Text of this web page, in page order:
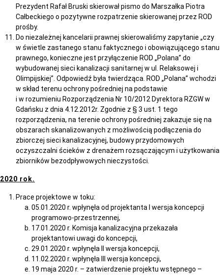
Prezydent Rafał Bruski skierował pismo do Marszałka Piotra
Całbeckiego o pozytywne rozpatrzenie skierowanej przez ROD
prośby.
Do niezależnej kancelarii prawnej skierowaliśmy zapytanie „czy
w świetle zastanego stanu faktycznego i obowiązującego stanu
prawnego, konieczne jest przyłączenie ROD „Polana” do
wybudowanej sieci kanalizacji sanitarnej w ul. Relaksowej i
Olimpijskiej”. Odpowiedź była twierdząca. ROD „Polana” wchodzi
w skład terenu ochrony pośredniej na podstawie
i w rozumieniu Rozporządzenia Nr 10/2012 Dyrektora RZGW w
Gdańsku z dnia 4.12.2012r. Zgodnie z § 3 ust. 1 tego
rozporządzenia, na terenie ochrony pośredniej zakazuje się na
obszarach skanalizowanych z możliwością podłączenia do
zbiorczej sieci kanalizacyjnej, budowy przydomowych
oczyszczalni ścieków z drenażem rozsączającym i użytkowania
zbiorników bezodpływowych nieczystości.
2020 rok.
Prace projektowe w toku:
05.01.2020 r. wpłynęła od projektanta I wersja koncepcji
programowo-przestrzennej,
17.01.2020 r. Komisja kanalizacyjna przekazała
projektantowi uwagi do koncepcji,
29.01.2020 r. wpłynęła II wersja koncepcji,
11.02.2020 r. wpłynęła III wersja koncepcji,
19 maja 2020 r. – zatwierdzenie projektu wstępnego –